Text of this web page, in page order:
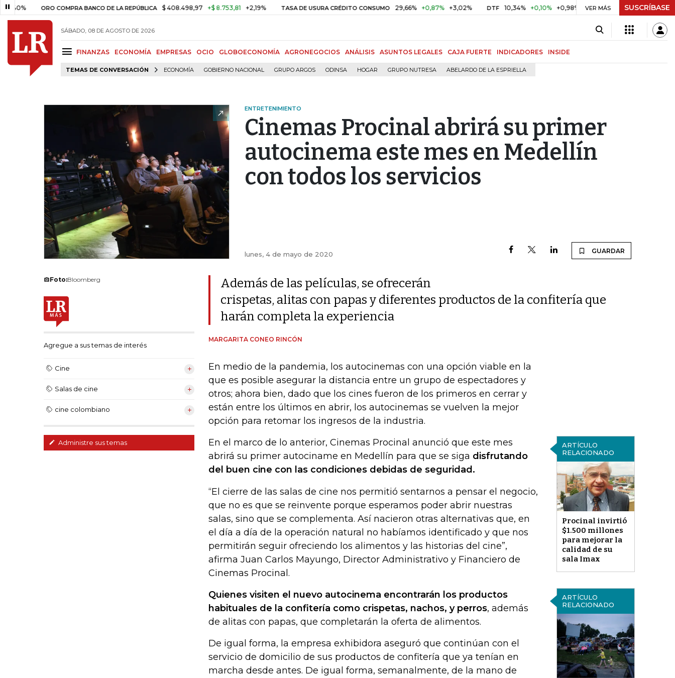
ORO COMPRA BANCO DE LA REPÚBLICA $ 408.498,97 +$ 8.753,81 +2,19% TASA DE USURA CRÉDITO CONSUMO 29,66% +0,87% +3,02% DTF 10,34% +0,10% +0,98% UVR $ 416,96 +$ 0,05 +0,01%
VER MÁS SUSCRÍBASE
SÁBADO, 08 DE AGOSTO DE 2026
FINANZAS ECONOMÍA EMPRESAS OCIO GLOBOECONOMÍA AGRONEGOCIOS ANÁLISIS ASUNTOS LEGALES CAJA FUERTE INDICADORES INSIDE
TEMAS DE CONVERSACIÓN ECONOMÍA GOBIERNO NACIONAL GRUPO ARGOS ODINSA HOGAR GRUPO NUTRESA ABELARDO DE LA ESPRIELLA
ENTRETENIMIENTO
Cinemas Procinal abrirá su primer
autocinema este mes en Medellín
con todos los servicios
lunes, 4 de mayo de 2020 GUARDAR
Foto:Bloomberg
Agregue a sus temas de interés
Cine
Salas de cine
cine colombiano
Administre sus temas
Además de las películas, se ofrecerán
crispetas, alitas con papas y diferentes productos de la confitería que
harán completa la experiencia
MARGARITA CONEO RINCÓN
En medio de la pandemia, los autocinemas con una opción viable en la
que es posible asegurar la distancia entre un grupo de espectadores y
otros; ahora bien, dado que los cines fueron de los primeros en cerrar y
están entre los últimos en abrir, los autocinemas se vuelven la mejor
opción para retomar los ingresos de la industria.
ARTÍCULO
RELACIONADO
Procinal invirtió
$1.500 millones
para mejorar la
calidad de su
sala Imax
En el marco de lo anterior, Cinemas Procinal anunció que este mes
abrirá su primer autociname en Medellín para que se siga disfrutando
del buen cine con las condiciones debidas de seguridad.
“El cierre de las salas de cine nos permitió sentarnos a pensar el negocio,
que no es que se reinvente porque esperamos poder abrir nuestras
salas, sino que se complementa. Así nacieron otras alternativas que, en
el día a día de la operación natural no habíamos identificado y que nos
permitirán seguir ofreciendo los alimentos y las historias del cine”,
afirma Juan Carlos Mayungo, Director Administrativo y Financiero de
Cinemas Procinal.
ARTÍCULO
RELACIONADO
Quienes visiten el nuevo autocinema encontrarán los productos
habituales de la confitería como crispetas, nachos, y perros, además
de alitas con papas, que completarán la oferta de alimentos.
De igual forma, la empresa exhibidora aseguró que continúan con el
servicio de domicilio de sus productos de confitería que ya tenían en
marcha desde antes. De igual forma, semanalmente, de la mano de